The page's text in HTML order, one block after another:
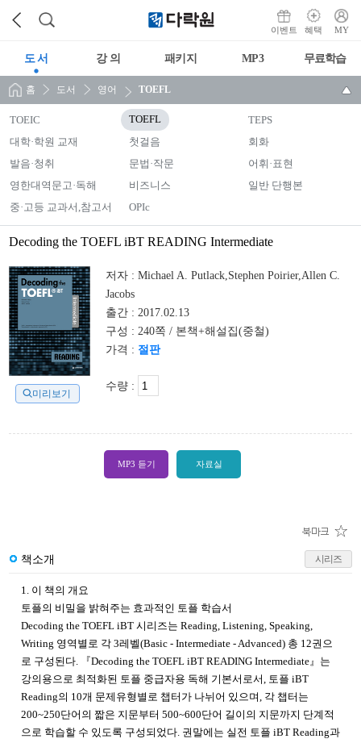
이벤트 혜택 MY
도 서 강 의 패키지 MP3 무료학습
홈 도서 영어 TOEFL
TOEIC TOEFL
TEPS
대학·학원 교재
첫걸음
회화
발음·청취
문법·작문
어휘·표현
영한대역문고·독해
비즈니스
일반 단행본
중·고등 교과서,참고서
OPIc
Decoding the TOEFL iBT READING Intermediate
미리보기
저자 : Michael A. Putlack,Stephen Poirier,Allen C.
Jacobs
출간 : 2017.02.13
구성 : 240쪽 / 본책+해설집(중철)
가격 : 절판
수량 :
MP3 듣기 자료실
책소개 시리즈
1. 이 책의 개요
토플의 비밀을 밝혀주는 효과적인 토플 학습서
Decoding the TOEFL iBT 시리즈는 Reading, Listening, Speaking,
Writing 영역별로 각 3레벨(Basic - Intermediate - Advanced) 총 12권으
로 구성된다. 『Decoding the TOEFL iBT READING Intermediate』는
강의용으로 최적화된 토플 중급자용 독해 기본서로서, 토플 iBT
Reading의 10개 문제유형별로 챕터가 나뉘어 있으며, 각 챕터는
200~250단어의 짧은 지문부터 500~600단어 길이의 지문까지 단계적
으로 학습할 수 있도록 구성되었다. 권말에는 실전 토플 iBT Reading과